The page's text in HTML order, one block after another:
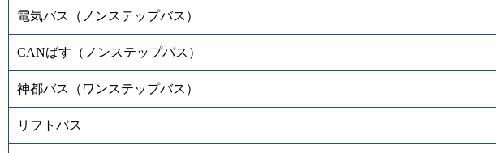
電気バス（ノンステップバス）
CANばす（ノンステップバス）
神都バス（ワンステップバス）
リフトバス